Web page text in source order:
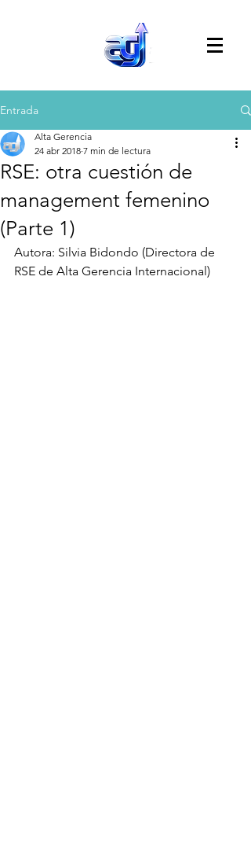
Entrada
RSE: otra cuestión de
management femenino
(Parte 1)
Alta Gerencia
24 abr 2018 7 min de lectura
Autora: Silvia Bidondo (Directora de
RSE de Alta Gerencia Internacional)